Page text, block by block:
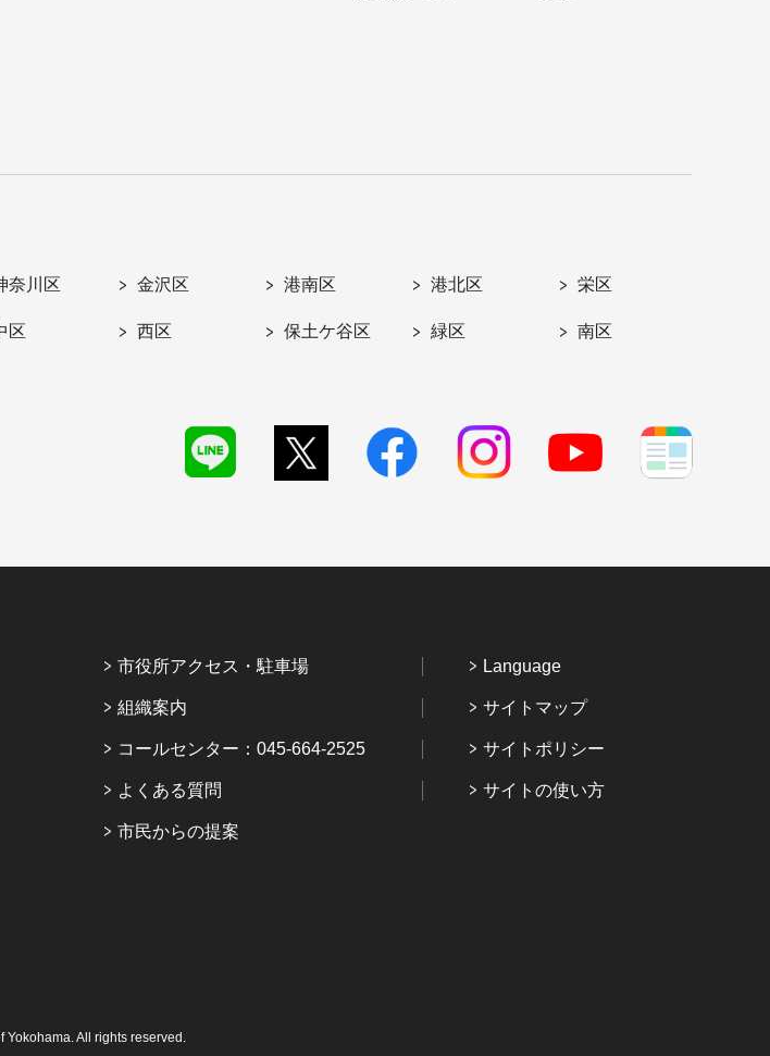
奈川区 金沢区 港南区 港北区 栄区
区 西区 保土ケ谷区 緑区 南区
市役所アクセス・駐車場
組織案内
コールセンター：045-664-2525
よくある質問
市民からの提案
Language
サイトマップ
サイトポリシー
サイトの使い方
All rights reserved.